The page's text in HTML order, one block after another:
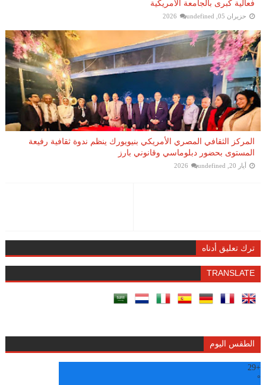
فعالية كبرى بالجامعة الأمريكية
حزيران 05, 2026 undefined
المركز الثقافي المصري الأمريكي بنيويورك ينظم ندوة ثقافية رفيعة
المستوى بحضور دبلوماسي وقانوني بارز
أيار 20, 2026 undefined
ترك تعليق أدناه
TRANSLATE
الطقس اليوم
+
29
°